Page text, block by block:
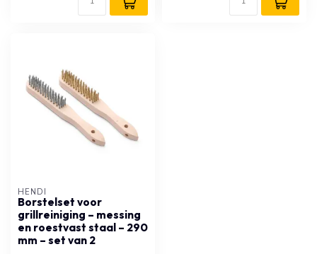
HENDI
Borstelset voor
grillreiniging – messing
en roestvast staal – 290
mm – set van 2